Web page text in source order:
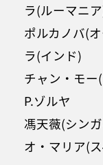
ラ(ルーマニ
ポルカノバ(
ラ(インド)
チャン・モ
P.ゾルヤ
馮天薇(シン
オ・マリア(